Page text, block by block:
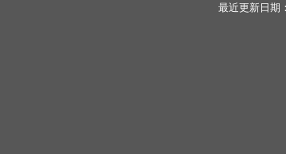
最近更新日期